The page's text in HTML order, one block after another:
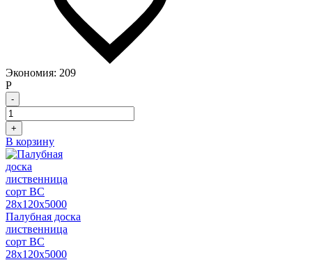
Экономия: 209
Р
-
+
В корзину
Палубная доска
лиственница
сорт BC
28х120х5000